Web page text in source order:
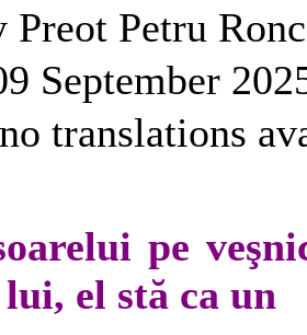
Preot Petru
September
translations
pe
el stă ca un